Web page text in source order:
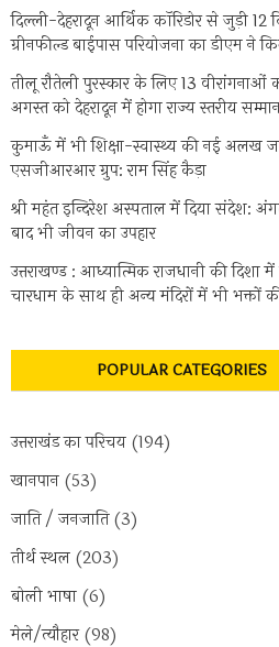
दिल्ली-देहरादून आर्थिक कॉरिडोर से जुड़ी 12
ग्रीनफील्ड बाईपास परियोजना का डीएम ने
तीलू रौतेली पुरस्कार के लिए 13 वीरांगनाओं
अगस्त को देहरादून में होगा राज्य स्तरीय
कुमाऊँ में भी शिक्षा-स्वास्थ्य की नई अलख
एसजीआरआर ग्रुप: राम सिंह कैड़ा
श्री महंत इन्दिरेश अस्पताल में दिया संदेश:
बाद भी जीवन का उपहार
उत्तराखण्ड : आध्यात्मिक राजधानी की दिशा
चारधाम के साथ ही अन्य मंदिरों में भी भक्तों
POPULAR CATEGORIES
उत्तराखंड का परिचय (194)
खानपान (53)
जाति / जनजाति(3)
तीर्थ स्थल (203)
बोली भाषा (6)
मेले/त्यौहार(98)